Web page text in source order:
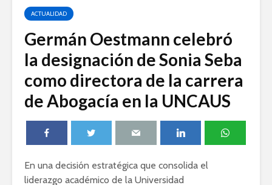
ACTUALIDAD
Germán Oestmann celebró
la designación de Sonia Seba
como directora de la carrera
de Abogacía en la UNCAUS
En una decisión estratégica que consolida el
liderazgo académico de la Universidad